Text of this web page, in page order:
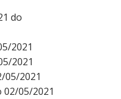
do
2021
2021
05/2021
02/05/2021